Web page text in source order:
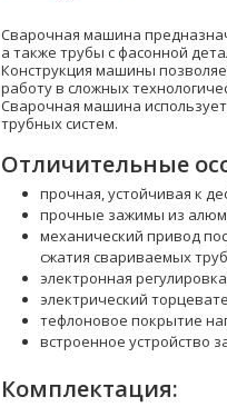
Сварочная машина
а также трубы с фасонной
Конструкция машины
работу в сложных
Сварочная машина
трубных систем.
Отличительные
прочная, устойчивая к
прочные зажимы из
механический привод
сжатия свариваемых
электронная
электрический
тефлоновое покрытие
встроенное устройство
Комплектация: